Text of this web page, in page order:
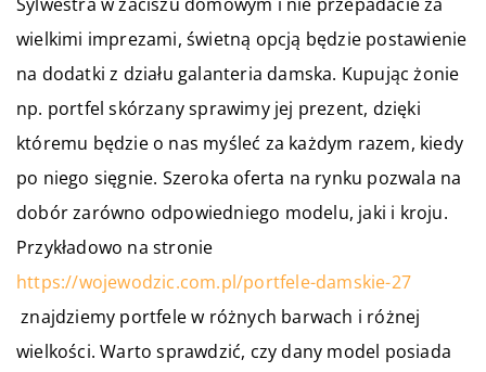
wielkimi imprezami, świetną opcją będzie postawienie
na dodatki z działu galanteria damska. Kupując żonie
np. portfel skórzany sprawimy jej prezent, dzięki
któremu będzie o nas myśleć za każdym razem, kiedy
po niego sięgnie. Szeroka oferta na rynku pozwala na
dobór zarówno odpowiedniego modelu, jaki i kroju.
Przykładowo na stronie
https://wojewodzic.com.pl/portfele-damskie-27
znajdziemy portfele w różnych barwach i różnej
wielkości. Warto sprawdzić, czy dany model posiada